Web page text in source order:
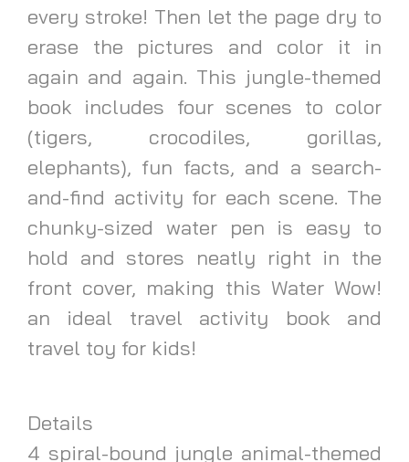
every stroke! Then let the page dry to
erase the pictures and color it in
again and again. This jungle-themed
book includes four scenes to color
(tigers, crocodiles, gorillas,
elephants), fun facts, and a search-
and-find activity for each scene. The
chunky-sized water pen is easy to
hold and stores neatly right in the
front cover, making this Water Wow!
an ideal travel activity book and
travel toy for kids!
Details
4 spiral-bound jungle animal-themed